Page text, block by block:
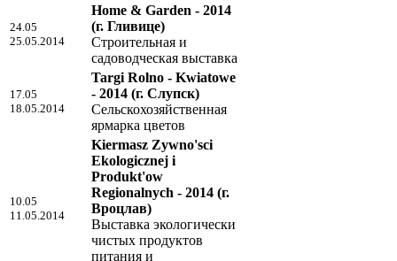
24.05
25.05.2014
Home & Garden - 2014
(г. Гливице)
Строительная и
садоводческая выставка
17.05
18.05.2014
Targi Rolno - Kwiatowe
- 2014 (г. Слупск)
Сельскохозяйственная
ярмарка цветов
10.05
11.05.2014
Kiermasz Zywno'sci
Ekologicznej i
Produkt'ow
Regionalnych - 2014 (г.
Вроцлав)
Выставка экологически
чистых продуктов
питания и